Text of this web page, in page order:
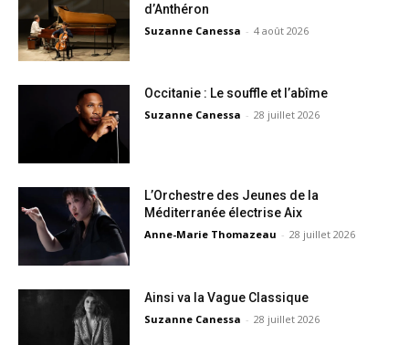
d’Anthéron
Suzanne Canessa - 4 août 2026
Occitanie : Le souffle et l’abîme
Suzanne Canessa - 28 juillet 2026
L’Orchestre des Jeunes de la
Méditerranée électrise Aix
Anne-Marie Thomazeau - 28 juillet 2026
Ainsi va la Vague Classique
Suzanne Canessa - 28 juillet 2026